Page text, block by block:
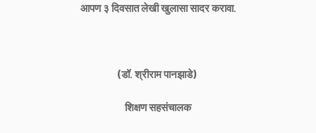
आपण ३ दिवसात लेखी खुलासा सादर करावा.
(डॉ. श्रीराम पानझाडे)
शिक्षण सहसंचालक